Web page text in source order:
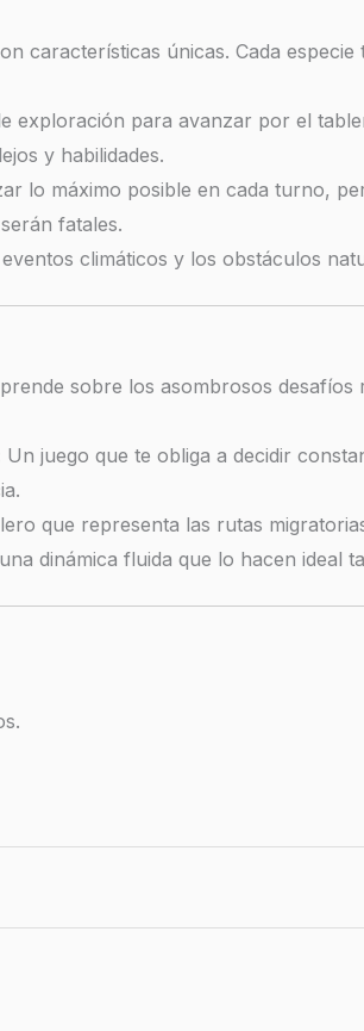
características únicas. Cada
exploración para avanzar por el
y habilidades.
lo máximo posible en cada turno,
fatales.
climáticos y los obstáculos
sobre los asombrosos desafíos
Un juego que te obliga a decidir
que representa las rutas
dinámica fluida que lo hacen ideal